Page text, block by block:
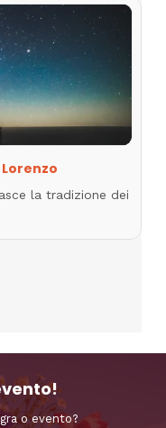
la tradizione dei
o evento?